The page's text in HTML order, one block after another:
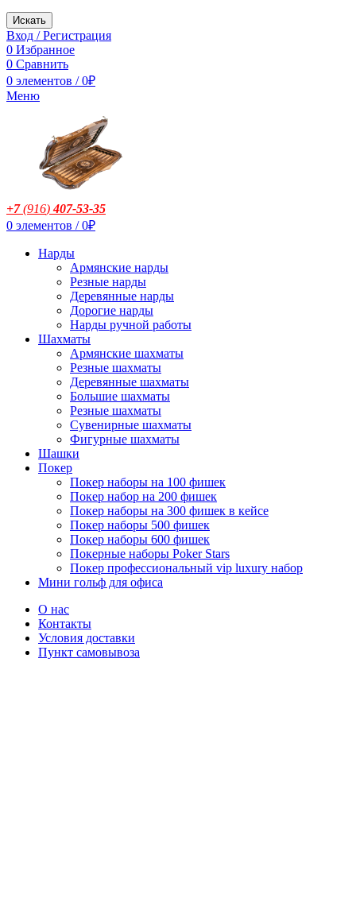
Искать
Вход / Регистрация
0 Избранное
0 Сравнить
0 элементов / 0₽
Меню
+7(916)407-53-35
0 элементов / 0₽
Нарды
Армянские нарды
Резные нарды
Деревянные нарды
Дорогие нарды
Нарды ручной работы
Шахматы
Армянские шахматы
Резные шахматы
Деревянные шахматы
Большие шахматы
Резные шахматы
Сувенирные шахматы
Фигурные шахматы
Шашки
Покер
Покер наборы на 100 фишек
Покер набор на 200 фишек
Покер наборы на 300 фишек в кейсе
Покер наборы 500 фишек
Покер наборы 600 фишек
Покерные наборы Poker Stars
Покер профессиональный vip luxury набор
Мини гольф для офиса
О нас
Контакты
Условия доставки
Пункт самовывоза